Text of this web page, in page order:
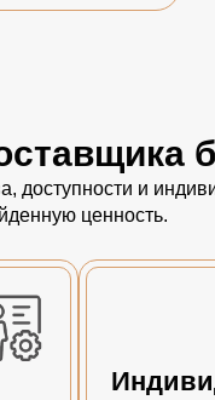
доступности и
ценность.